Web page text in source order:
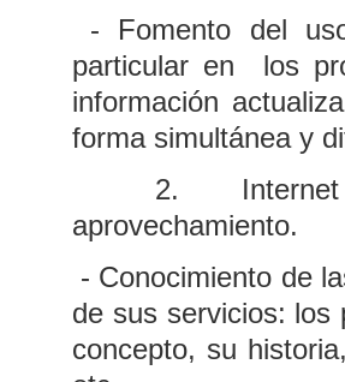
- Fomento del
particular en los
información
forma simultánea y
2.
aprovechamiento.
- Conocimiento de
de sus servicios: los
concepto, su